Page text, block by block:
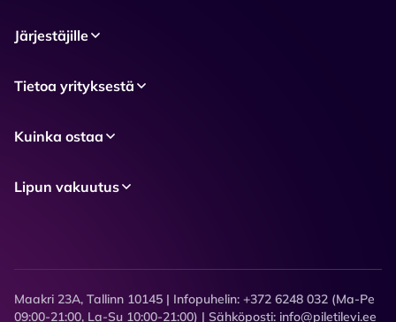
Järjestäjille
Tietoa yrityksestä
Kuinka ostaa
Lipun vakuutus
Maakri 23A, Tallinn 10145 | Infopuhelin: +372 6248 032 (Ma-Pe
09:00-21:00, La-Su 10:00-21:00) | Sähköposti: info@piletilevi.ee